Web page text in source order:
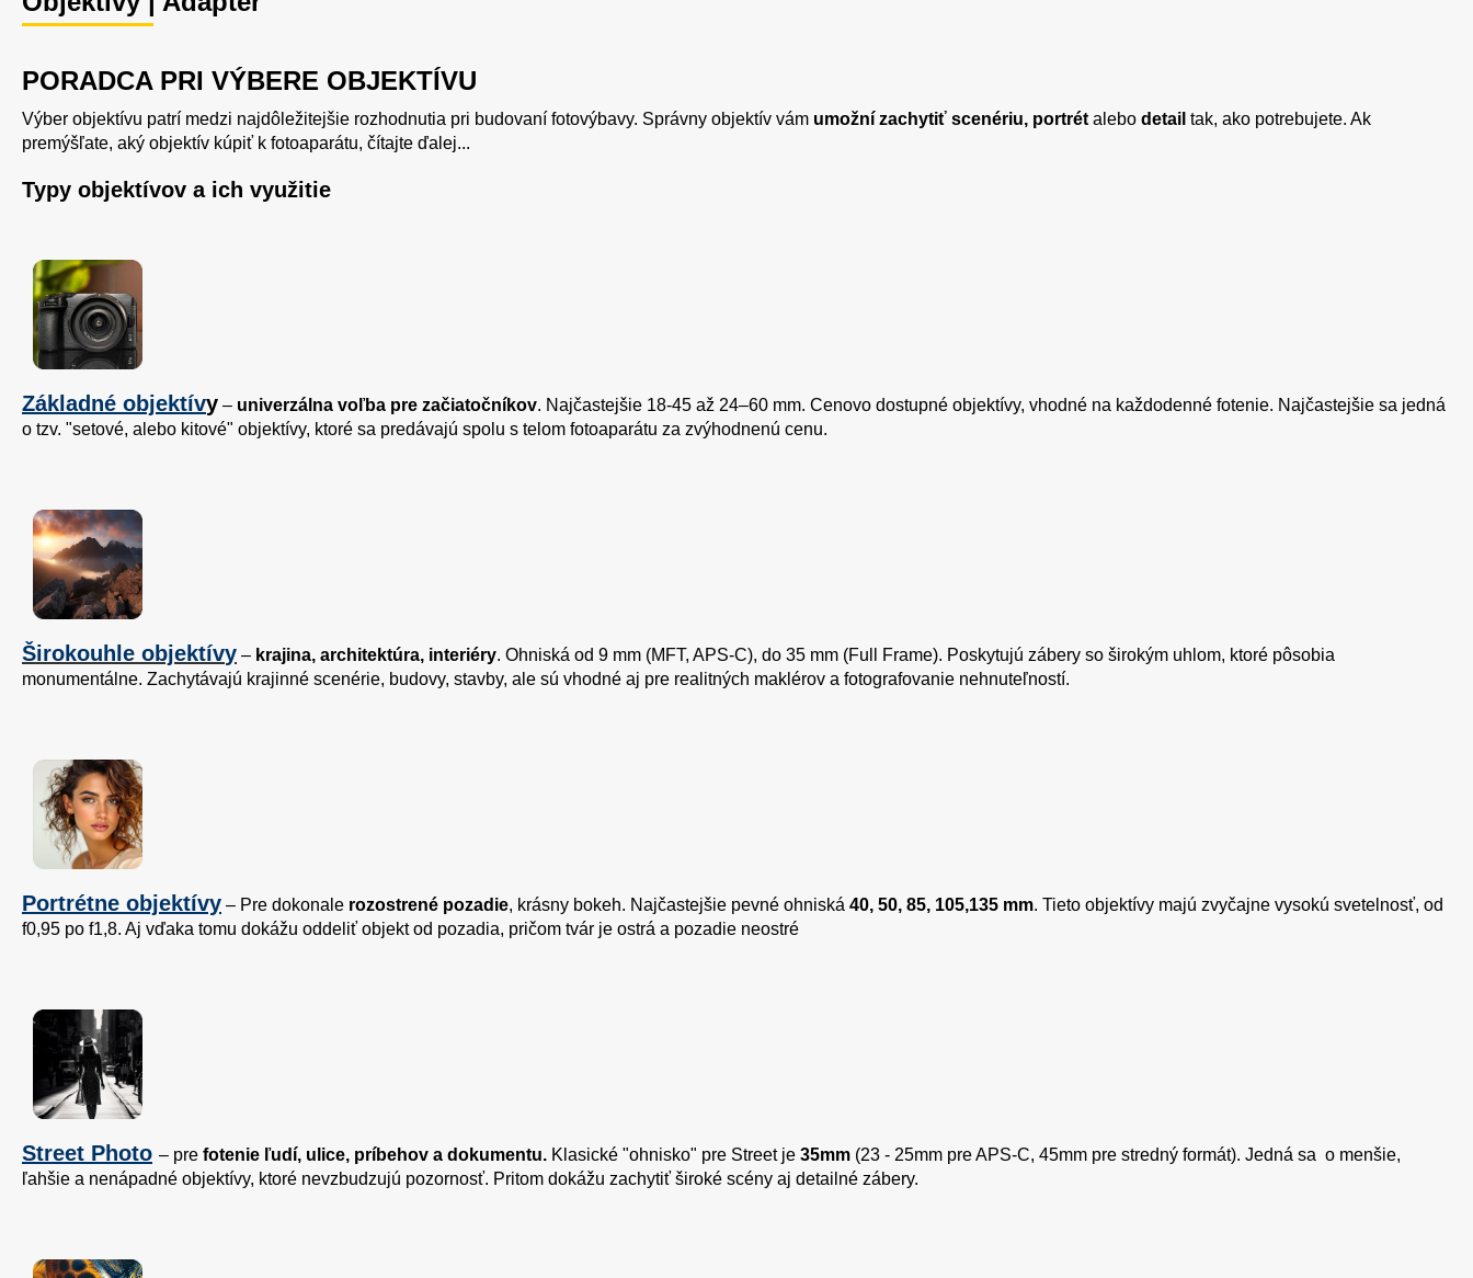
PORADCA PRI VÝBERE OBJEKTÍVU
Výber objektívu patrí medzi najdôležitejšie rozhodnutia pri budovaní fotovýbavy. Správny objektív vám umožní zachytiť scenériu, portrétalebo detail tak, ako potrebujete. Ak
premýšľate, aký objektív kúpiť k fotoaparátu, čítajte ďalej...
Typy objektívov a ich využitie
Základné objektívy – univerzálna voľba pre začiatočníkov. Najčastejšie 18-45 až 24–60 mm. Cenovo dostupné objektívy, vhodné na každodenné fotenie. Najčastejšie sa jedná
o tzv. "setové, alebo kitové" objektívy, ktoré sa predávajú spolu s telom fotoaparátu za zvýhodnenú cenu.
Širokouhle objektívy – krajina, architektúra, interiéry. Ohniská od 9 mm (MFT, APS-C), do 35 mm (Full Frame). Poskytujú zábery so širokým uhlom, ktoré pôsobia
monumentálne. Zachytávajú krajinné scenérie, budovy, stavby, ale sú vhodné aj pre realitných maklérov a fotografovanie nehnuteľností.
Portrétne objektívy – Pre dokonale rozostrené pozadie, krásny bokeh. Najčastejšie pevné ohniská 40, 50, 85, 105,135 mm. Tieto objektívy majú zvyčajne vysokú svetelnosť, od
f0,95 po f1,8. Aj vďaka tomu dokážu oddeliť objekt od pozadia, pričom tvár je ostrá a pozadie neostré
Street Photo – pre fotenie ľudí, ulice, príbehov a dokumentu. Klasické "ohnisko" pre Street je 35mm (23 - 25mm pre APS-C, 45mm pre stredný formát). Jedná sa o menšie,
ľahšie a nenápadné objektívy, ktoré nevzbudzujú pozornosť. Pritom dokážu zachytiť široké scény aj detailné zábery.